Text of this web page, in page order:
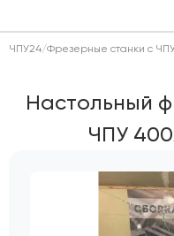
ЧПУ24/Фрезерные станки с
Настольный
ЧПУ